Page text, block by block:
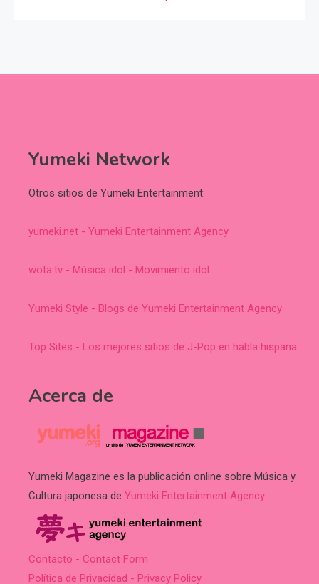
Yumeki Network
Otros sitios de Yumeki Entertainment:
yumeki.net - Yumeki Entertainment Agency
wota.tv - Música idol - Movimiento idol
Yumeki Style - Blogs de Yumeki Entertainment Agency
Top Sites - Los mejores sitios de J-Pop en habla hispana
Acerca de
Yumeki Magazine es la publicación online sobre Música y
Cultura japonesa de Yumeki Entertainment Agency.
Contacto - Contact Form
Política de Privacidad - Privacy Policy